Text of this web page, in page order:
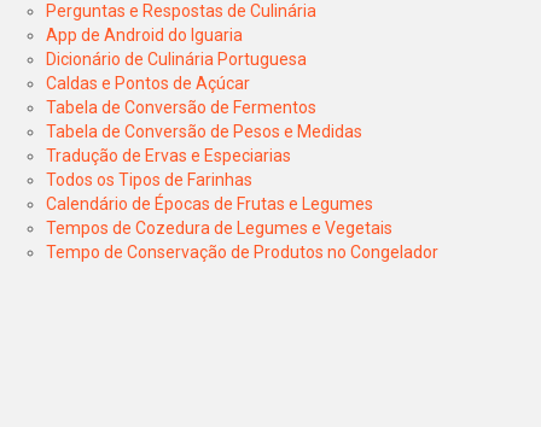
Perguntas e Respostas de Culinária
App de Android do Iguaria
Dicionário de Culinária Portuguesa
Caldas e Pontos de Açúcar
Tabela de Conversão de Fermentos
Tabela de Conversão de Pesos e Medidas
Tradução de Ervas e Especiarias
Todos os Tipos de Farinhas
Calendário de Épocas de Frutas e Legumes
Tempos de Cozedura de Legumes e Vegetais
Tempo de Conservação de Produtos no Congelador